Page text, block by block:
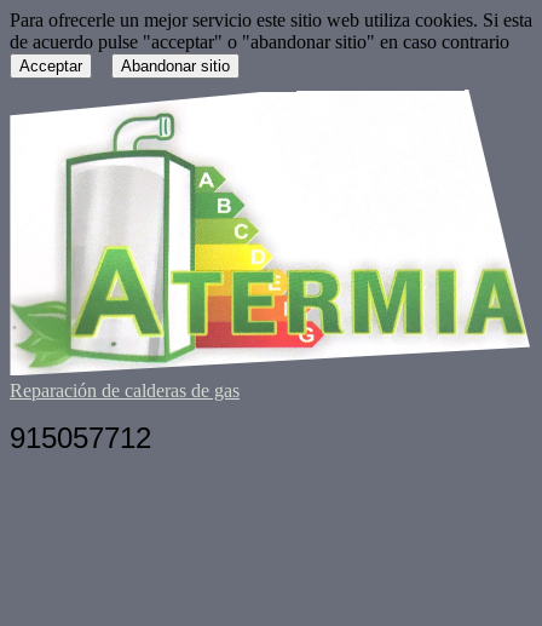
Para ofrecerle un mejor servicio este sitio web utiliza cookies. Si esta
de acuerdo pulse "acceptar" o "abandonar sitio" en caso contrario
Acceptar Abandonar sitio
Reparación de calderas de gas
915057712